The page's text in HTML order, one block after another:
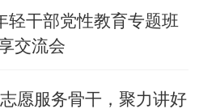
轻干部党性教育专题班
交流会
愿服务骨干，聚力讲好